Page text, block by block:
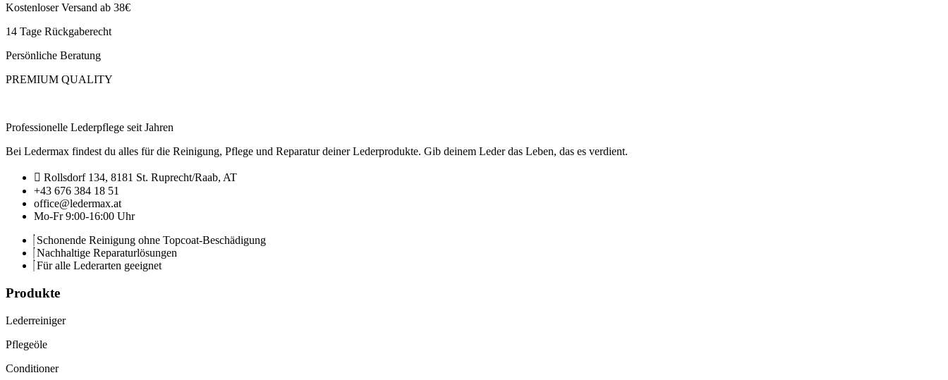
Kostenloser Versand ab 38€
14 Tage Rückgaberecht
Persönliche Beratung
PREMIUM QUALITY
Professionelle Lederpflege seit Jahren
Bei Ledermax findest du alles für die Reinigung, Pflege und Reparatur deiner Lederprodukte. Gib deinem Leder das Leben, das es verdient.
Rollsdorf 134, 8181 St. Ruprecht/Raab, AT
+43 676 384 18 51
office@ledermax.at
Mo-Fr 9:00-16:00 Uhr
Schonende Reinigung ohne Topcoat-Beschädigung
Nachhaltige Reparaturlösungen
Für alle Lederarten geeignet
Produkte
Lederreiniger
Pflegeöle
Conditioner